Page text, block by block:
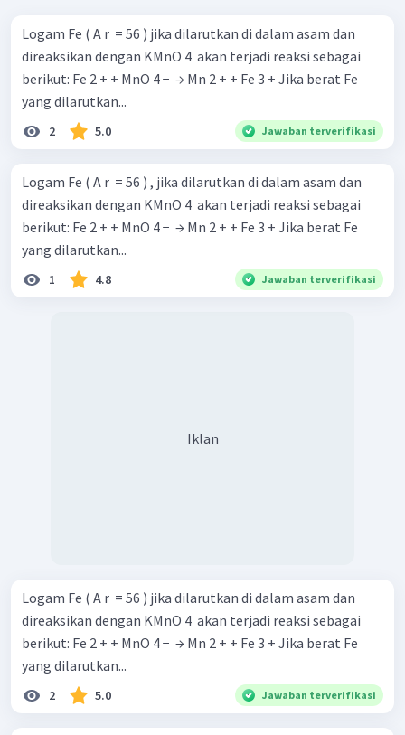
Menentukan volume KMnO 0,1 M:
VKMnO4
=
=
=
M
n
Jadi, jawaban yang benar adalah A.
Logam Fe ( A r ​ = 56 ) jika dilarutkan di dalam asam dan
direaksikan dengan KMnO 4 ​ akan terjadi reaksi sebagai
berikut: Fe 2 + + MnO 4 − ​ → Mn 2 + + Fe 3 + Jika berat Fe
yang dilarutkan...
2 5.0 Jawaban terverifikasi
Logam Fe ( A r ​ = 56 ) , jika dilarutkan di dalam asam dan
direaksikan dengan KMnO 4 ​ akan terjadi reaksi sebagai
berikut: Fe 2 + + MnO 4 − ​ → Mn 2 + + Fe 3 + Jika berat Fe
yang dilarutkan...
1 4.8 Jawaban terverifikasi
Iklan
Logam Fe ( A r ​ = 56 ) jika dilarutkan di dalam asam dan
direaksikan dengan KMnO 4 ​ akan terjadi reaksi sebagai
berikut: Fe 2 + + MnO 4 − ​ → Mn 2 + + Fe 3 + Jika berat Fe
yang dilarutkan...
2 5.0 Jawaban terverifikasi